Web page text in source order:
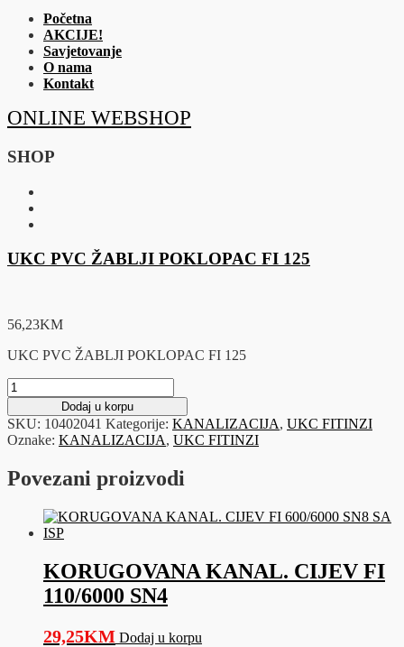
Početna
AKCIJE!
Savjetovanje
O nama
Kontakt
ONLINE WEBSHOP
SHOP
UKC PVC ŽABLJI POKLOPAC FI 125
56,23KM
UKC PVC ŽABLJI POKLOPAC FI 125
UKC
PVC
ŽABLJI
POKLOPAC
FI
količina
Dodaj u korpu
SKU: 10402041 Kategorije: KANALIZACIJA, UKC FITINZI
Oznake: KANALIZACIJA, UKC FITINZI
Povezani proizvodi
KORUGOVANA KANAL. CIJEV FI
110/6000 SN4
29,25KM Dodaj u korpu